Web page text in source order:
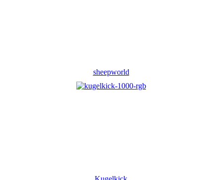
sheepworld